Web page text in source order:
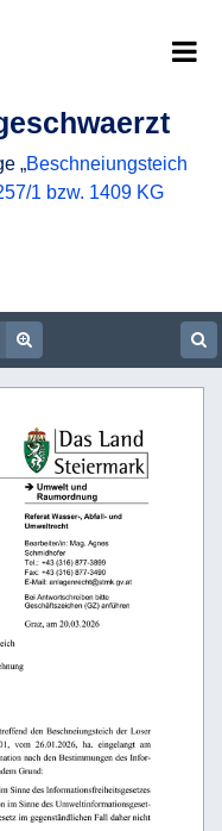
„Beschneiungsteich
1 bzw. 1409 KG
URL
Zoom out
                        
                                          
 
                                                          
                    